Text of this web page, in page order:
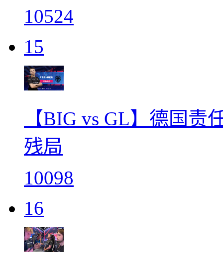
10524
15
【BIG vs GL】德国责
残局
10098
16